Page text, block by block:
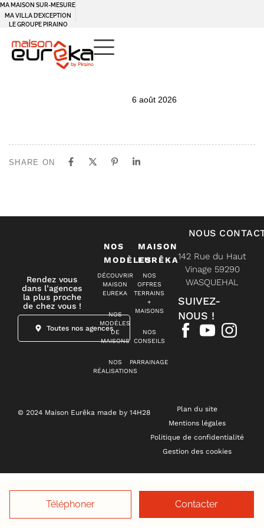
Téléphoner Contacter
MA MAISON SUR-MESURE
MA VILLA D’EXCEPTION
LE GROUPE PIRAINO
6 août 2026
SHARE ON
Rendez vous
dans l’agences
la plus proche
de chez vous !
Toutes nos agences
NOS
MODÈLES
DÉCOUVRIR
MAISON
EUREKA
NOS
MODÈLES
DE
MAISONS
NOS
RÉALISATIONS
MAISON
EURÊKA
NOS
OFFRES
TERRAINS
+
MAISONS
NOS
CONSEILS
PARRAINAGE
NOUS
142 Rue du Haut
Vinage 59290
WASQUEHAL
SUIVEZ-
NOUS !
© 2024 Maison Eurêka made by 14H28
Plan du site
Mentions légales
Politique de confidentialité
Gestion des cookies